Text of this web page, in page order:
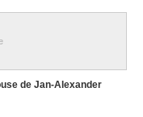
de Jan-Alexander